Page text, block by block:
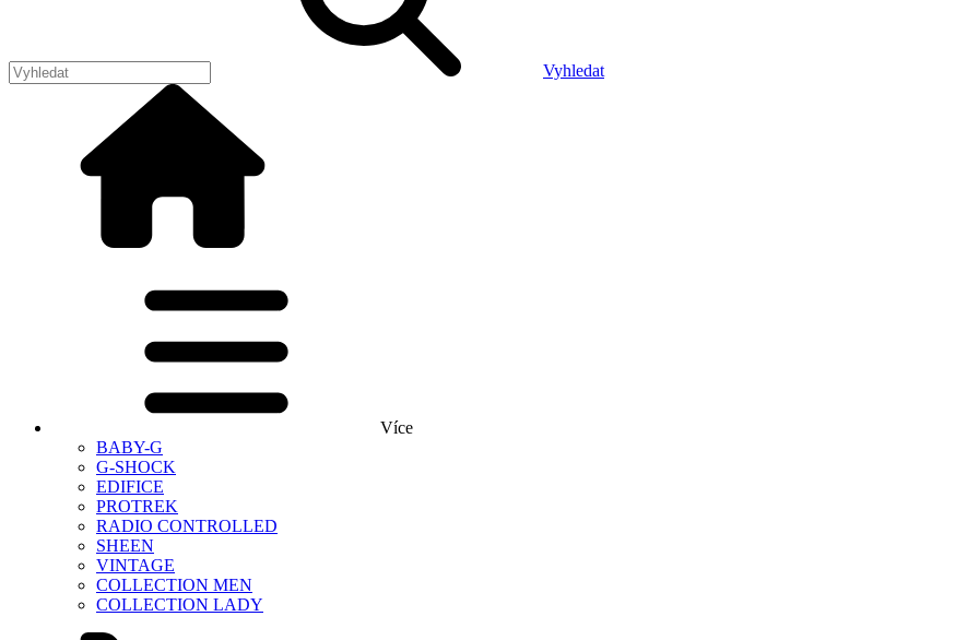
Vyhledat
Více
BABY-G
G-SHOCK
EDIFICE
PROTREK
RADIO CONTROLLED
SHEEN
VINTAGE
COLLECTION MEN
COLLECTION LADY